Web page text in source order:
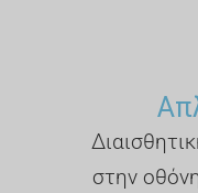
στην